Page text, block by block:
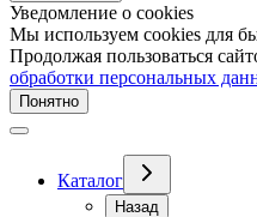
Уведомление о cookies
Мы используем cookies для
Продолжая пользоваться
обработки персональных
Понятно
Каталог
Назад